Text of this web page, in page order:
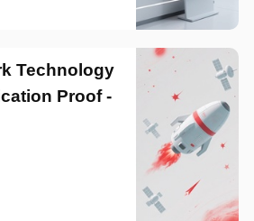
Technology
Proof -